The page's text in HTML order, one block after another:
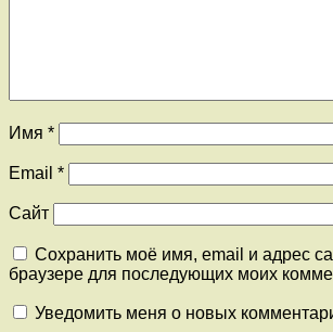
Имя *
Email *
Сайт
Сохранить моё имя, email и адрес
браузере для последующих моих
Уведомить меня о новых